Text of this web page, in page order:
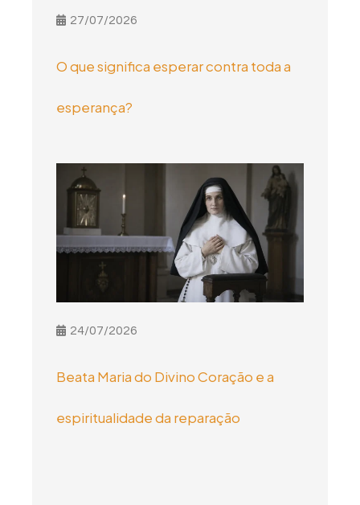
27/07/2026
O que significa esperar contra toda a
esperança?
24/07/2026
Beata Maria do Divino Coração e a
espiritualidade da reparação